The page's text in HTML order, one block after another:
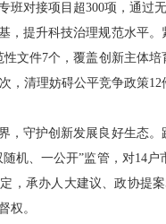
班对接项目超300项，通过
提升科技治理规范水平。
文件7个，覆盖创新主体
，清理妨碍公平竞争政策
守护创新发展良好生态。
机、一公开”监管，对14
，承办人大建议、政协提
权。